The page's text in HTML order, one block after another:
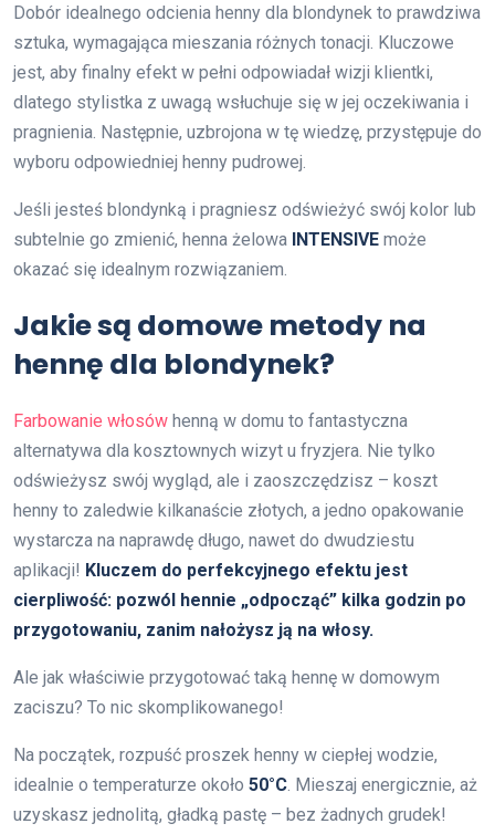
Dobór idealnego odcienia henny dla blondynek to prawdziwa
sztuka, wymagająca mieszania różnych tonacji. Kluczowe
jest, aby finalny efekt w pełni odpowiadał wizji klientki,
dlatego stylistka z uwagą wsłuchuje się w jej oczekiwania i
pragnienia. Następnie, uzbrojona w tę wiedzę, przystępuje do
wyboru odpowiedniej henny pudrowej.
Jeśli jesteś blondynką i pragniesz odświeżyć swój kolor lub
subtelnie go zmienić, henna żelowa INTENSIVE może
okazać się idealnym rozwiązaniem.
Jakie są domowe metody na
hennę dla blondynek?
Farbowanie włosów henną w domu to fantastyczna
alternatywa dla kosztownych wizyt u fryzjera. Nie tylko
odświeżysz swój wygląd, ale i zaoszczędzisz – koszt
henny to zaledwie kilkanaście złotych, a jedno opakowanie
wystarcza na naprawdę długo, nawet do dwudziestu
aplikacji! Kluczem do perfekcyjnego efektu jest
cierpliwość: pozwól hennie „odpocząć” kilka godzin po
przygotowaniu, zanim nałożysz ją na włosy.
Ale jak właściwie przygotować taką hennę w domowym
zaciszu? To nic skomplikowanego!
Na początek, rozpuść proszek henny w ciepłej wodzie,
idealnie o temperaturze około 50°C. Mieszaj energicznie, aż
uzyskasz jednolitą, gładką pastę – bez żadnych grudek!